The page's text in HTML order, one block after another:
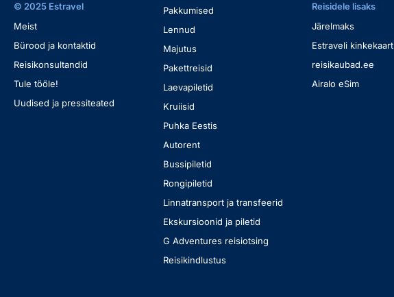
© 2025 Estravel
Meist
Bürood ja kontaktid
Reisikonsultandid
Tule tööle!
Uudised ja pressiteated
Pakkumised
Lennud
Majutus
Pakettreisid
Laevapiletid
Kruiisid
Puhka Eestis
Autorent
Bussipiletid
Rongipiletid
Linnatransport ja transfeerid
Ekskursioonid ja piletid
G Adventures reisiotsing
Reisikindlustus
Reisidele lisaks
Järelmaks
Estraveli kinkekaart
reisikaubad.ee
Airalo eSim